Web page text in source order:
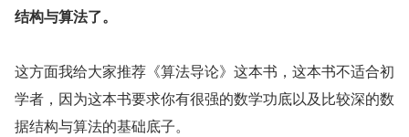
结构与算法了。
这方面我给大家推荐《算法导论》这本书，这本书不适合初
学者，因为这本书要求你有很强的数学功底以及比较深的数
据结构与算法的基础底子。